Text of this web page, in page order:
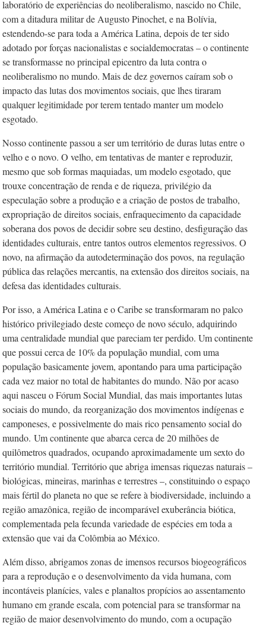
laboratório de experiências do neoliberalismo, nascido no Chile,
com a ditadura militar de Augusto Pinochet, e na Bolívia,
estendendo-se para toda a América Latina, depois de ter sido
adotado por forças nacionalistas e socialdemocratas – o continente
se transformasse no principal epicentro da luta contra o
neoliberalismo no mundo. Mais de dez governos caíram sob o
impacto das lutas dos movimentos sociais, que lhes tiraram
qualquer legitimidade por terem tentado manter um modelo
esgotado.
Nosso continente passou a ser um território de duras lutas entre o
velho e o novo. O velho, em tentativas de manter e reproduzir,
mesmo que sob formas maquiadas, um modelo esgotado, que
trouxe concentração de renda e de riqueza, privilégio da
especulação sobre a produção e a criação de postos de trabalho,
expropriação de direitos sociais, enfraquecimento da capacidade
soberana dos povos de decidir sobre seu destino, desfiguração das
identidades culturais, entre tantos outros elementos regressivos. O
novo, na afirmação da autodeterminação dos povos, na regulação
pública das relações mercantis, na extensão dos direitos sociais, na
defesa das identidades culturais.
Por isso, a América Latina e o Caribe se transformaram no palco
histórico privilegiado deste começo de novo século, adquirindo
uma centralidade mundial que pareciam ter perdido. Um continente
que possui cerca de 10% da população mundial, com uma
população basicamente jovem, apontando para uma participação
cada vez maior no total de habitantes do mundo. Não por acaso
aqui nasceu o Fórum Social Mundial, das mais importantes lutas
sociais do mundo, da reorganização dos movimentos indígenas e
camponeses, e possivelmente do mais rico pensamento social do
mundo. Um continente que abarca cerca de 20 milhões de
quilômetros quadrados, ocupando aproximadamente um sexto do
território mundial. Território que abriga imensas riquezas naturais –
biológicas, mineiras, marinhas e terrestres –, constituindo o espaço
mais fértil do planeta no que se refere à biodiversidade, incluindo a
região amazônica, região de incomparável exuberância biótica,
complementada pela fecunda variedade de espécies em toda a
extensão que vai da Colômbia ao México.
Além disso, abrigamos zonas de imensos recursos biogeográficos
para a reprodução e o desenvolvimento da vida humana, com
incontáveis planícies, vales e planaltos propícios ao assentamento
humano em grande escala, com potencial para se transformar na
região de maior desenvolvimento do mundo, com a ocupação